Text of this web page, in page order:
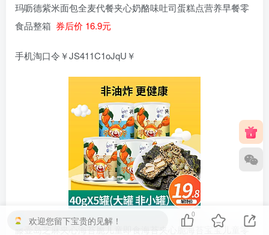
玛呖德紫米面包全麦代餐夹心奶酪味吐司蛋糕点营养早餐零
食品整箱 券后价 16.9元
手机淘口令￥JS411C1oJqU￥
藤壶岛芝麻夹心海苔脆儿童即食海苔夹心脆海苔宝宝儿童零
欢迎您留下宝贵的见解！
0